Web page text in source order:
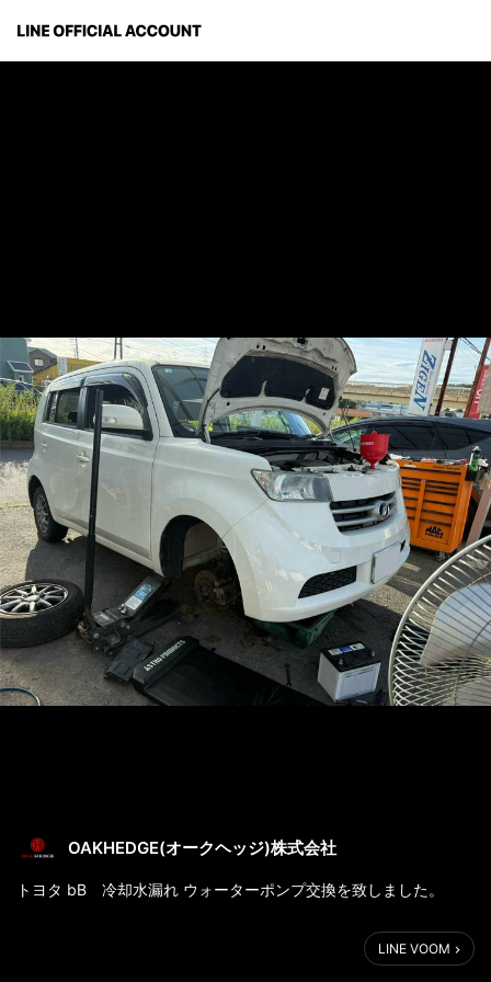
OAKHEDGE(オークヘッジ)株式会社
トヨタ bB 冷却水漏れ ウォーターポンプ交換を致しました。
オーバーヒート警告が点灯したとのことで緊急でのご入庫です。
LINE VOOM